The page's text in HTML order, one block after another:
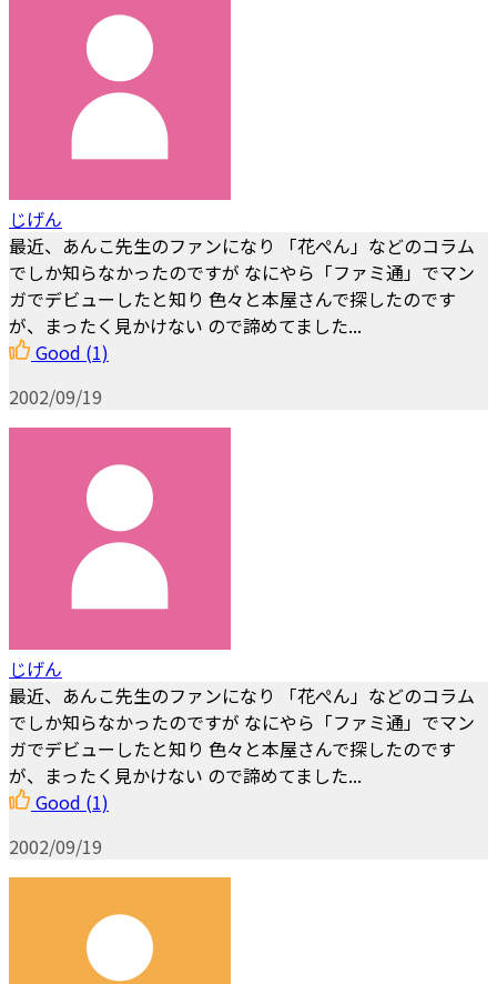
じげん
最近、あんこ先生のファンになり 「花ぺん」などのコラム
でしか知らなかったのですが なにやら「ファミ通」でマン
ガでデビューしたと知り 色々と本屋さんで探したのです
が、まったく見かけない ので諦めてました...
Good (1)
2002/09/19
じげん
最近、あんこ先生のファンになり 「花ぺん」などのコラム
でしか知らなかったのですが なにやら「ファミ通」でマン
ガでデビューしたと知り 色々と本屋さんで探したのです
が、まったく見かけない ので諦めてました...
Good (1)
2002/09/19